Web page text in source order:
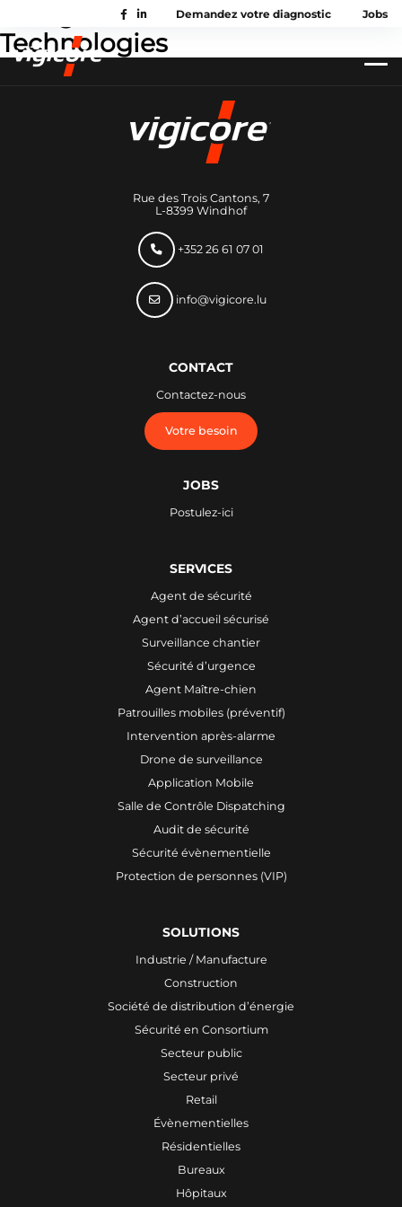
Demandez votre diagnostic Jobs
Catégorie Services :
Technologies
Rue des Trois Cantons, 7
L-8399 Windhof
+352 26 61 07 01
info@vigicore.lu
SERVICES
Agent de sécurité
Agent d’accueil sécurisé
Surveillance chantier
Sécurité d’urgence
Agent Maître-chien
Patrouilles mobiles (préventif)
Intervention après-alarme
Drone de surveillance
Application Mobile
Salle de Contrôle Dispatching
Audit de sécurité
Sécurité évènementielle
Protection de personnes (VIP)
SOLUTIONS
Industrie / Manufacture
Construction
Société de distribution d’énergie
Sécurité en Consortium
Secteur public
Secteur privé
Retail
Évènementielles
Résidentielles
Bureaux
Hôpitaux
CONTACT
Contactez-nous
Votre besoin
JOBS
Postulez-ici